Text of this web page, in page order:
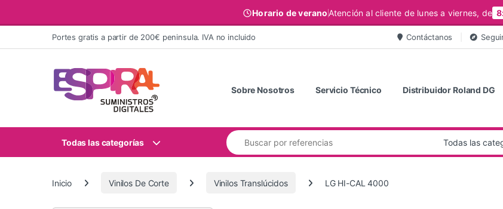
Horario de veranoAtención al cliente de lunes a viernes, de
Ir al contenidoPortes gratis a partir de 200€ peninsula. IVA no incluido Contáctanos
Sobre Nosotros Servicio Técnico Distribuidor Roland DG
Todas las categorías
Buscar:
Inicio Vinilos De Corte Vinilos Translúcidos LG HI-CAL 4000